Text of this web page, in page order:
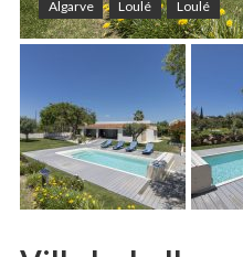
Algarve Loulé Loulé